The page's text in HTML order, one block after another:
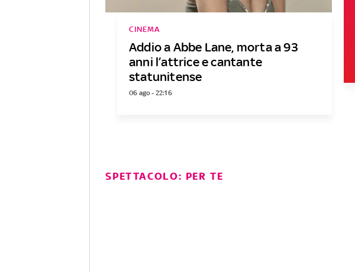
Addio a Abbe Lane, morta a 93
anni l’attrice e cantante
statunitense
CINEMA
06 ago - 22:16
SPETTACOLO: PER TE